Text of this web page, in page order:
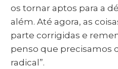
os tornar aptos para a
além. Até agora, as
parte corrigidas e
penso que precisamos
radical”.